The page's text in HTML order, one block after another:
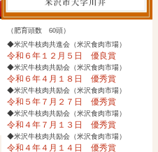
（肥育頭数 60頭）
◆米沢牛枝肉共進会（米沢食肉市場）
令和６年１２月５日 優良賞
◆米沢牛枝肉共励会（米沢食肉市場）
令和６年４月１８日 優秀賞
◆米沢牛枝肉共励会（米沢食肉市場）
令和５年７月２７日 優秀賞
◆米沢牛枝肉共励会（米沢食肉市場）
令和４年７月１３日 優秀賞
◆米沢牛枝肉共励会（米沢食肉市場）
令和４年４月１４日 優秀賞